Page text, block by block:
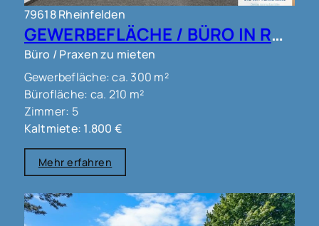
79618 Rheinfelden
GEWERBEFLÄCHE / BÜRO IN RHEINFELDEN !!!
Büro / Praxen zu mieten
Gewerbefläche: ca. 300 m²
Bürofläche: ca. 210 m²
Zimmer: 5
Kaltmiete: 1.800 €
Mehr erfahren